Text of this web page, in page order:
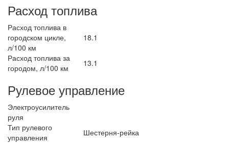
Расход топлива
Расход топлива в
городском цикле,
л/100 км
18.1
Расход топлива за
городом, л/100 км
13.1
Рулевое управление
Электроусилитель
руля
Тип рулевого
управления
Шестерня-рейка